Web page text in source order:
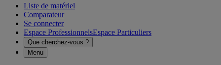
Liste de matériel
Comparateur
Se connecter
Espace ProfessionnelsEspace Particuliers
Que cherchez-vous ?
Menu